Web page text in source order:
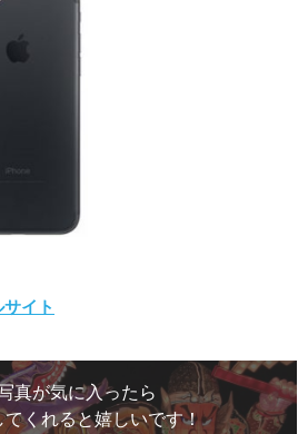
イト
真が気に入ったら
くれると嬉しいです！